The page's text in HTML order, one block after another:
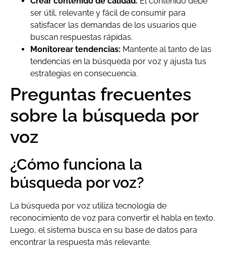
ser útil, relevante y fácil de consumir para
satisfacer las demandas de los usuarios que
buscan respuestas rápidas.
Monitorear tendencias: Mantente al tanto de las
tendencias en la búsqueda por voz y ajusta tus
estrategias en consecuencia.
Preguntas frecuentes
sobre la búsqueda por
voz
¿Cómo funciona la
búsqueda por voz?
La búsqueda por voz utiliza tecnología de
reconocimiento de voz para convertir el habla en texto.
Luego, el sistema busca en su base de datos para
encontrar la respuesta más relevante.